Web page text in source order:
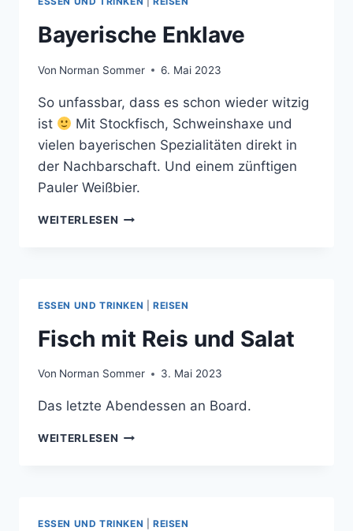
Bayerische Enklave
Von Norman Sommer 6. Mai 2023
So unfassbar, dass es schon wieder witzig
ist
Mit Stockfisch, Schweinshaxe und
vielen bayerischen Spezialitäten direkt in
der Nachbarschaft. Und einem zünftigen
Pauler Weißbier.
WEITERLESEN BAYERISCHE
ESSEN UND TRINKEN REISEN
Fisch mit Reis und Salat
Von Norman Sommer 3. Mai 2023
Das letzte Abendessen an Board.
WEITERLESEN FISCH
ESSEN UND TRINKEN REISEN